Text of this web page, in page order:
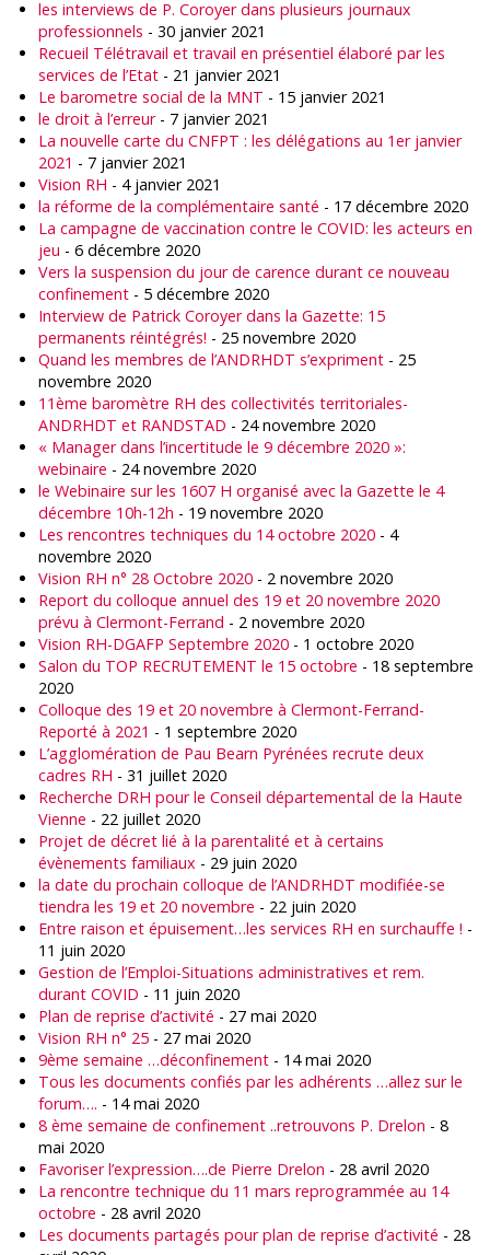
les interviews de P. Coroyer dans plusieurs journaux
professionnels - 30 janvier 2021
Recueil Télétravail et travail en présentiel élaboré par les
services de l’Etat - 21 janvier 2021
Le barometre social de la MNT - 15 janvier 2021
le droit à l’erreur- 7 janvier 2021
La nouvelle carte du CNFPT : les délégations au 1er janvier
2021 - 7 janvier 2021
Vision RH - 4 janvier 2021
la réforme de la complémentaire santé - 17 décembre 2020
La campagne de vaccination contre le COVID: les acteurs en
jeu - 6 décembre 2020
Vers la suspension du jour de carence durant ce nouveau
confinement - 5 décembre 2020
Interview de Patrick Coroyer dans la Gazette: 15
permanents réintégrés! - 25 novembre 2020
Quand les membres de l’ANDRHDT s’expriment - 25
novembre 2020
11ème baromètre RH des collectivités territoriales-
ANDRHDT et RANDSTAD - 24 novembre 2020
« Manager dans l’incertitude le 9 décembre 2020 »:
webinaire - 24 novembre 2020
le Webinaire sur les 1607 H organisé avec la Gazette le 4
décembre 10h-12h - 19 novembre 2020
Les rencontres techniques du 14 octobre 2020 - 4
novembre 2020
Vision RH n° 28 Octobre 2020 - 2 novembre 2020
Report du colloque annuel des 19 et 20 novembre 2020
prévu à Clermont-Ferrand - 2 novembre 2020
Vision RH-DGAFP Septembre 2020 - 1 octobre 2020
Salon du TOP RECRUTEMENT le 15 octobre - 18 septembre
2020
Colloque des 19 et 20 novembre à Clermont-Ferrand-
Reporté à 2021 - 1 septembre 2020
L’agglomération de Pau Bearn Pyrénées recrute deux
cadres RH - 31 juillet 2020
Recherche DRH pour le Conseil départemental de la Haute
Vienne - 22 juillet 2020
Projet de décret lié à la parentalité et à certains
évènements familiaux - 29 juin 2020
la date du prochain colloque de l’ANDRHDT modifiée-se
tiendra les 19 et 20 novembre - 22 juin 2020
Entre raison et épuisement…les services RH en surchauffe ! -
11 juin 2020
Gestion de l’Emploi-Situations administratives et rem.
durant COVID - 11 juin 2020
Plan de reprise d’activité - 27 mai 2020
Vision RH n° 25 - 27 mai 2020
9ème semaine …déconfinement - 14 mai 2020
Tous les documents confiés par les adhérents …allez sur le
forum…. - 14 mai 2020
8 ème semaine de confinement ..retrouvons P. Drelon - 8
mai 2020
Favoriser l’expression….de Pierre Drelon - 28 avril 2020
La rencontre technique du 11 mars reprogrammée au 14
octobre - 28 avril 2020
Les documents partagés pour plan de reprise d’activité - 28